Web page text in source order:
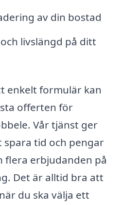
av din bostad
livslängd på ditt
enkelt formulär kan
offerten för
Vår tjänst ger
tid och pengar
flera erbjudanden på
Det är alltid bra att
du ska välja ett